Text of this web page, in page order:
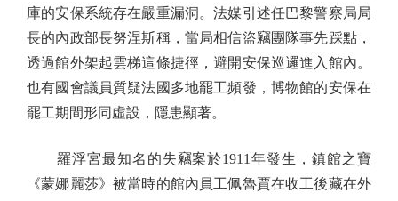
庫的安保系統存在嚴重漏洞。法媒引述任巴黎警察局局
長的內政部長努涅斯稱，當局相信盜竊團隊事先踩點，
透過館外架起雲梯這條捷徑，避開安保巡邏進入館內。
也有國會議員質疑法國多地罷工頻發，博物館的安保在
罷工期間形同虛設，隱患顯著。
羅浮宮最知名的失竊案於1911年發生，鎮館之寶
《蒙娜麗莎》被當時的館內員工佩魯賈在收工後藏在外